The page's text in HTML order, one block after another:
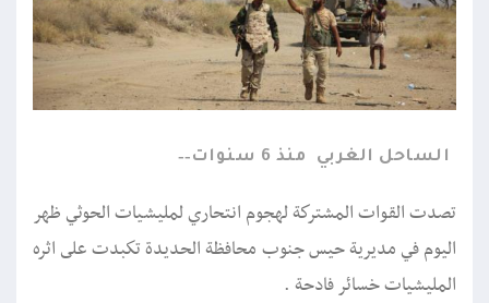
الساحل الغربي منذ 6 سنوات
تصدت القوات المشتركة لهجوم انتحاري لمليشيات الحوثي ظهر
اليوم في مديرية حيس جنوب محافظة الحديدة تكبدت على اثره
المليشيات خسائر فادحة .